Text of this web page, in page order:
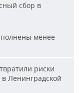
сбор в
менее
риски
Ленинградской